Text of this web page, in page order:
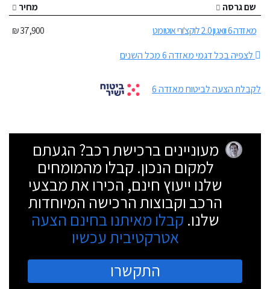
שם גרסה
מחיר
מאזדה 6 וואגון 2.0 לוקצ'ורי אוטומט
37,900 ₪
לצפיה בכל דגמי מאזדה 6 מכל השנים
לקבלת הצעה לביטוח מאזדה 6
מעוניינים ברכישת רכב? הגעתם
למקום הנכון. קבלו מהמומחים
שלנו ייעוץ חינם, הכירו את מבצעי
הרכב וקבוצות הרכישה המיוחדות
שלנו. קבלו מאיתנו בחינם הצעה
אטרקטיבית עכשיו
התקשרו